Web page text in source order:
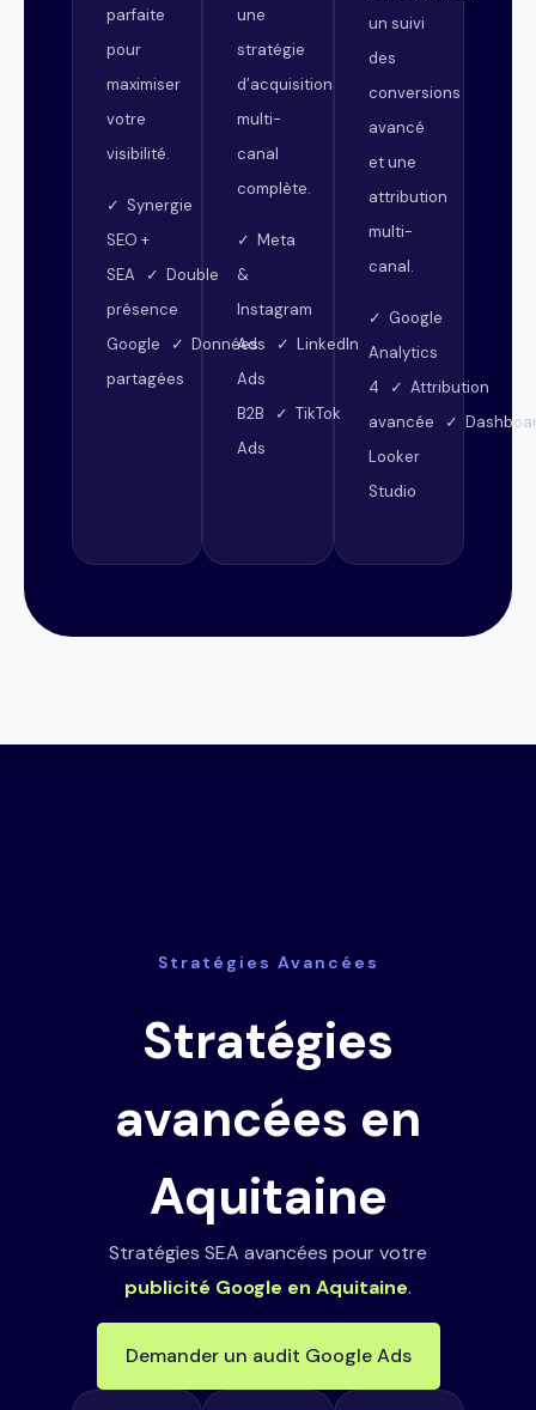
parfaite
pour
maximiser
votre
visibilité.
✓ Synergie
SEO +
SEA ✓ Double
présence
Google ✓ Données
partagées
une
stratégie
d’acquisition
multi-
canal
complète.
✓ Meta
&
Instagram
Ads ✓ LinkedIn
Ads
B2B ✓ TikTok
Ads
un suivi
des
conversions
avancé
et une
attribution
multi-
canal.
✓ Google
Analytics
4 ✓ Attribution
avancée ✓
Looker
Studio
Stratégies Avancées
Stratégies
avancées en
Aquitaine
Stratégies SEA avancées pour votre
publicité Google en Aquitaine.
Demander un audit Google Ads